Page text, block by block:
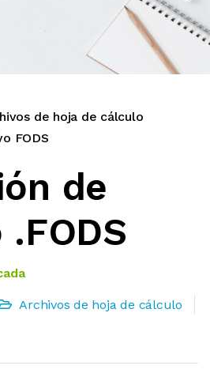
de hoja de cálculo
FODS
de
Archivos de hoja de cálculo